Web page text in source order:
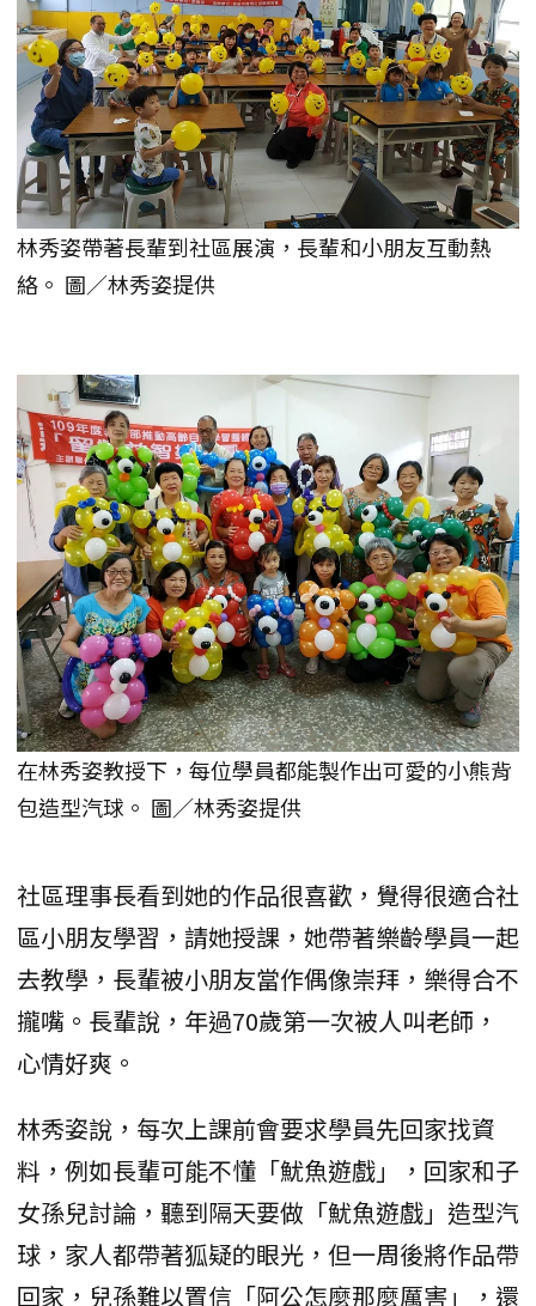
林秀姿帶著長輩到社區展演，長輩和小朋友互動熱
絡。 圖／林秀姿提供
在林秀姿教授下，每位學員都能製作出可愛的小熊背
包造型汽球。 圖／林秀姿提供
社區理事長看到她的作品很喜歡，覺得很適合社
區小朋友學習，請她授課，她帶著樂齡學員一起
去教學，長輩被小朋友當作偶像崇拜，樂得合不
攏嘴。長輩說，年過70歲第一次被人叫老師，
心情好爽。
林秀姿說，每次上課前會要求學員先回家找資
料，例如長輩可能不懂「魷魚遊戲」，回家和子
女孫兒討論，聽到隔天要做「魷魚遊戲」造型汽
球，家人都帶著狐疑的眼光，但一周後將作品帶
回家，兒孫難以置信「阿公怎麼那麼厲害」，還